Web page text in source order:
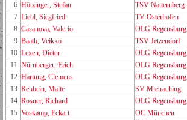
6 Hötzinger, Stefan TSV Natternberg
7 Liebl, Siegfried TV Osterhofen
8 Casanova, Valerio OLG Regensburg
9 Baath, Veikko TSV Jetzendorf
10 Lexen, Dieter OLG Regensburg
11 Nürnberger, Erich OLG Regensburg
12 Hartung, Clemens OLG Regensburg
13 Rehbein, Malte SV Mietraching
14 Rosner, Richard OLG Regensburg
15 Voskamp, Eckart OC München